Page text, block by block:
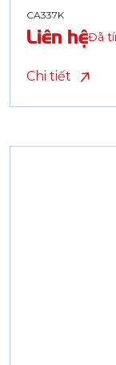
CA337K
Liên hệĐã
Chi tiết